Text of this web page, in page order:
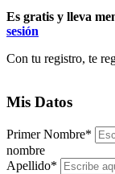
Es gratis y lleva
sesión
Con tu registro, te
Mis Datos
Primer Nombre*
nombre
Apellido*